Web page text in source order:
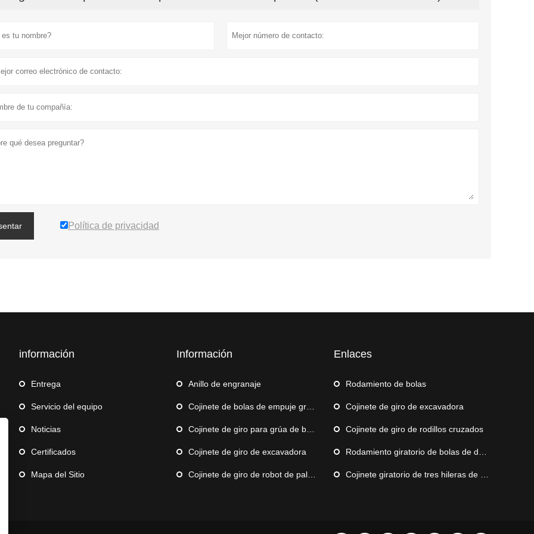
Política de privacidad
información
Entrega
Servicio del equipo
Noticias
Certificados
Mapa del Sitio
Información
Anillo de engranaje
Cojinete de bolas de empuje grande
Cojinete de giro para grúa de barco
Cojinete de giro de excavadora
Cojinete de giro de robot de paletización
Enlaces
Rodamiento de bolas
Cojinete de giro de excavadora
Cojinete de giro de rodillos cruzados
Rodamiento giratorio de bolas de doble hilera
Cojinete giratorio de tres hileras de rodillos